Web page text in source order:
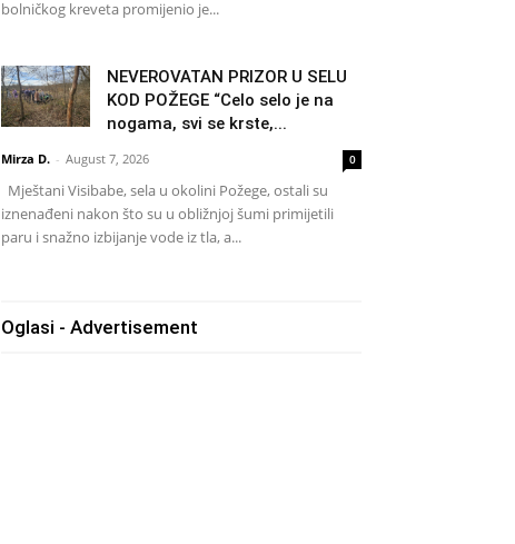
bolničkog kreveta promijenio je...
NEVEROVATAN PRIZOR U SELU
KOD POŽEGE “Celo selo je na
nogama, svi se krste,...
Mirza D. - August 7, 2026 0
Mještani Visibabe, sela u okolini Požege, ostali su
iznenađeni nakon što su u obližnjoj šumi primijetili
paru i snažno izbijanje vode iz tla, a...
Oglasi - Advertisement